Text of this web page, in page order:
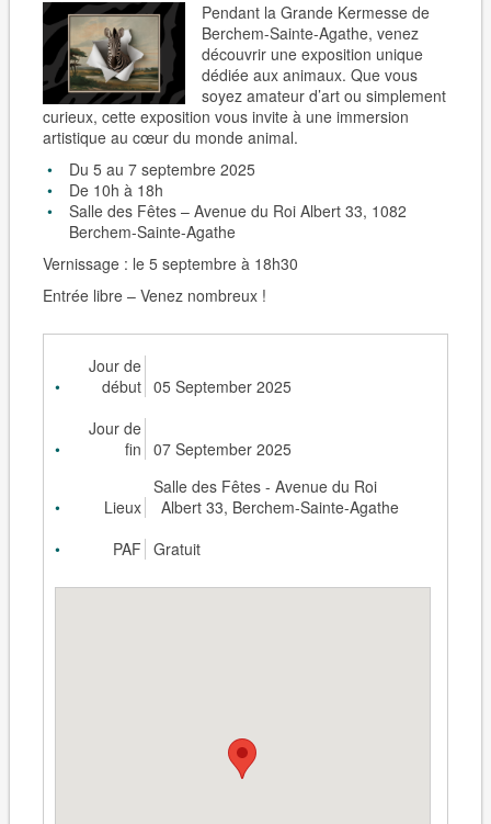
Pendant la Grande Kermesse de
Berchem-Sainte-Agathe, venez
découvrir une exposition unique
dédiée aux animaux. Que vous
soyez amateur d’art ou simplement
curieux, cette exposition vous invite à une immersion
artistique au cœur du monde animal.
Du 5 au 7 septembre 2025
De 10h à 18h
Salle des Fêtes – Avenue du Roi Albert 33, 1082
Berchem-Sainte-Agathe
Vernissage : le 5 septembre à 18h30
Entrée libre – Venez nombreux !
Jour de
début 05 September 2025
Jour de
fin
07 September 2025
Lieux
Salle des Fêtes - Avenue du Roi
Albert 33, Berchem-Sainte-Agathe
PAF
Gratuit